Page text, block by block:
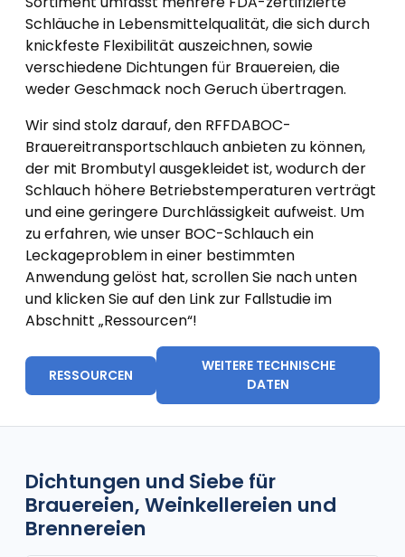
Schläuche in Lebensmittelqualität, die sich durch
knickfeste Flexibilität auszeichnen, sowie
verschiedene Dichtungen für Brauereien, die
weder Geschmack noch Geruch übertragen.
Wir sind stolz darauf, den RFFDABOC-
Brauereitransportschlauch anbieten zu können,
der mit Brombutyl ausgekleidet ist, wodurch der
Schlauch höhere Betriebstemperaturen verträgt
und eine geringere Durchlässigkeit aufweist. Um
zu erfahren, wie unser BOC-Schlauch ein
Leckageproblem in einer bestimmten
Anwendung gelöst hat, scrollen Sie nach unten
und klicken Sie auf den Link zur Fallstudie im
Abschnitt „Ressourcen“!
RESSOURCEN
WEITERE TECHNISCHE
DATEN
Dichtungen und Siebe für
Brauereien, Weinkellereien und
Brennereien